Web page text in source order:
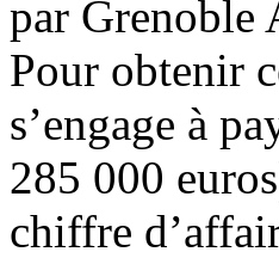
par Grenoble
Pour obtenir
s’engage à
285 000
chiffre